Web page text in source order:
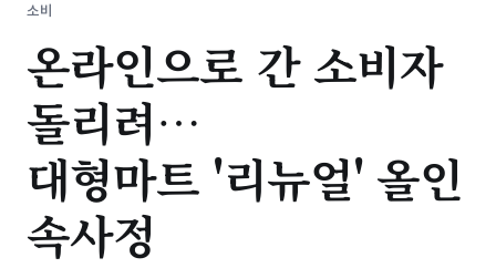
소비
온라인으로 간 소비자
돌리려…
대형마트 '리뉴얼' 올인
속사정